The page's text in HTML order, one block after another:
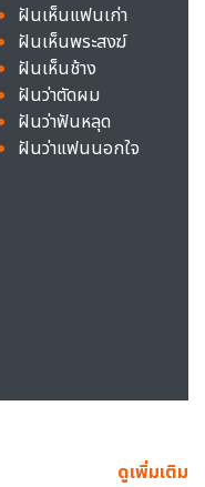
ฝันเห็นแฟนเก่า
ฝันเห็นพระสงฆ์
ฝันเห็นช้าง
ฝันว่าตัดผม
ฝันว่าฟันหลุด
ฝันว่าแฟนนอกใจ
ดูเพิ่มเติม